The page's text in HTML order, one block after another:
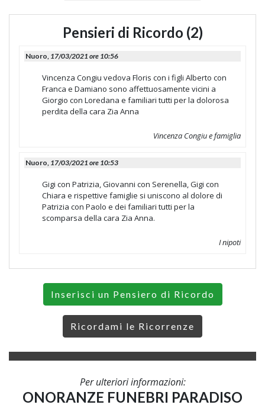
Pensieri di Ricordo (2)
Nuoro, 17/03/2021 ore 10:56
Vincenza Congiu vedova Floris con i figli Alberto con
Franca e Damiano sono affettuosamente vicini a
Giorgio con Loredana e familiari tutti per la dolorosa
perdita della cara Zia Anna
Vincenza Congiu e famiglia
Nuoro, 17/03/2021 ore 10:53
Gigi con Patrizia, Giovanni con Serenella, Gigi con
Chiara e rispettive famiglie si uniscono al dolore di
Patrizia con Paolo e dei familiari tutti per la
scomparsa della cara Zia Anna.
I nipoti
Inserisci un Pensiero di Ricordo
Ricordami le Ricorrenze
Per ulteriori informazioni:
ONORANZE FUNEBRI PARADISO